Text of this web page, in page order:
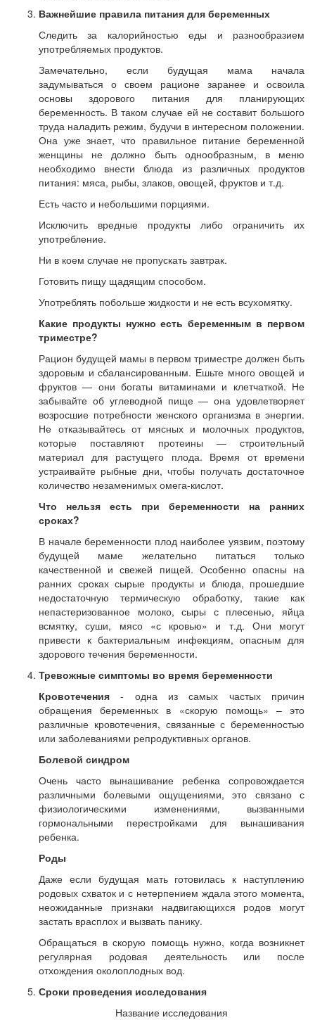
Важнейшие правила питания для беременных
Следить за калорийностью еды и разнообразием
употребляемых продуктов.
Замечательно, если будущая мама начала
задумываться о своем рационе заранее и освоила
основы здорового питания для планирующих
беременность. В таком случае ей не составит большого
труда наладить режим, будучи в интересном положении.
Она уже знает, что правильное питание беременной
женщины не должно быть однообразным, в меню
необходимо внести блюда из различных продуктов
питания: мяса, рыбы, злаков, овощей, фруктов и т.д.
Есть часто и небольшими порциями.
Исключить вредные продукты либо ограничить их
употребление.
Ни в коем случае не пропускать завтрак.
Готовить пищу щадящим способом.
Употреблять побольше жидкости и не есть всухомятку.
Какие продукты нужно есть беременным в первом
триместре?
Рацион будущей мамы в первом триместре должен быть
здоровым и сбалансированным. Ешьте много овощей и
фруктов — они богаты витаминами и клетчаткой. Не
забывайте об углеводной пище — она удовлетворяет
возросшие потребности женского организма в энергии.
Не отказывайтесь от мясных и молочных продуктов,
которые поставляют протеины — строительный
материал для растущего плода. Время от времени
устраивайте рыбные дни, чтобы получать достаточное
количество незаменимых омега-кислот.
Что нельзя есть при беременности на ранних
сроках?
В начале беременности плод наиболее уязвим, поэтому
будущей маме желательно питаться только
качественной и свежей пищей. Особенно опасны на
ранних сроках сырые продукты и блюда, прошедшие
недостаточную термическую обработку, такие как
непастеризованное молоко, сыры с плесенью, яйца
всмятку, суши, мясо «с кровью» и т.д. Они могут
привести к бактериальным инфекциям, опасным для
здорового течения беременности.
Тревожные симптомы во время беременности
Кровотечения - одна из самых частых причин
обращения беременных в «скорую помощь» – это
различные кровотечения, связанные с беременностью
или заболеваниями репродуктивных органов.
Болевой синдром
Очень часто вынашивание ребенка сопровождается
различными болевыми ощущениями, это связано с
физиологическими изменениями, вызванными
гормональными перестройками для вынашивания
ребенка.
Роды
Даже если будущая мать готовилась к наступлению
родовых схваток и с нетерпением ждала этого момента,
неожиданные признаки надвигающихся родов могут
застать врасплох и вызвать панику.
Обращаться в скорую помощь нужно, когда возникнет
регулярная родовая деятельность или после
отхождения околоплодных вод.
Сроки проведения исследования
Название исследования